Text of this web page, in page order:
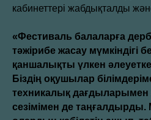
кабинеттері жабдықталды
«Фестиваль балаларға
тәжірибе жасау мүмкіндігі
қаншалықты үлкен әлеуетке
Біздің оқушылар
техникалық дағдыларымен
сезімімен де